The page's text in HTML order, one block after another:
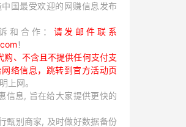
国最受欢迎的网赚信息发布
和合作： 请发邮件联系
！
购、不含且不提供任何支付支
络信息，跳转到官方活动页
上网。
信息, 旨在给大家提供更快的
甄别商家, 及时做好数据备份